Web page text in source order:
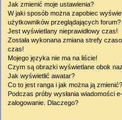
Jak zmienić moje ustawienia?
W jaki sposób można zapobiec
użytkowników przeglądających forum?
Jest wyświetlany nieprawidłowy czas!
Została wykonana zmiana strefy
czas!
Mojego języka nie ma na liście!
Czym są obrazki wyświetlane obok
Jak wyświetlić awatar?
Co to jest ranga i jak można ją zmienić?
Podczas próby wysłania wiadomości
zalogowanie. Dlaczego?